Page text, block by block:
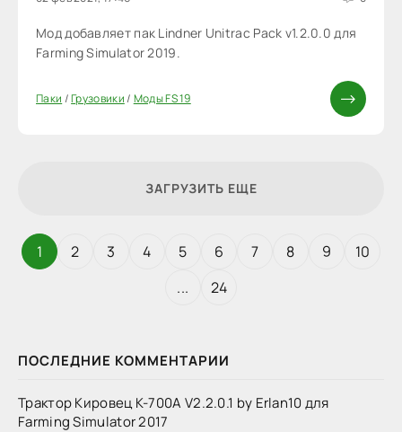
ПОСЛЕДНИЕ КОММЕНТАРИИ
Трактор Кировец К-700А V2.2.0.1 by Erlan10 для
Farming Simulator 2017
Мод добавляет пак Lindner Unitrac Pack v1.2.0.0 для
Farming Simulator 2019.
Паки /Грузовики/ Моды FS 19
ЗАГРУЗИТЬ ЕЩЕ
1 2 3 4 5 6 7 8 9
10
...
24